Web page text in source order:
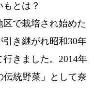
とは？
で栽培され始めた
き継がれ昭和30年
きました。2014年
伝統野菜」として奈